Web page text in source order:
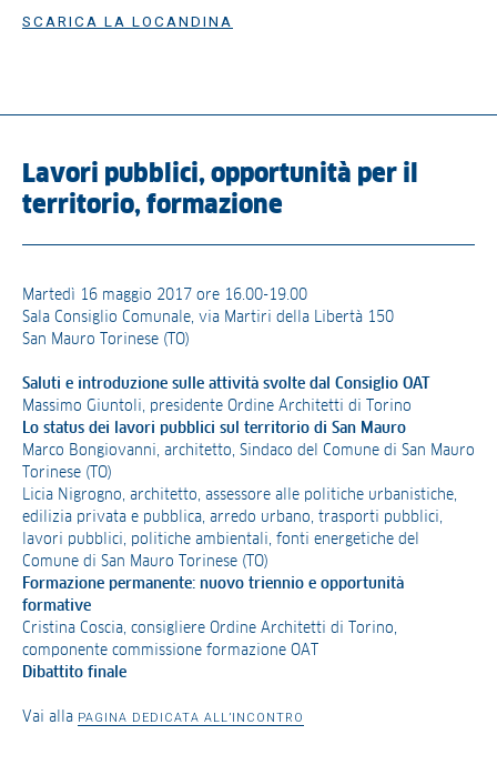
SCARICA LA LOCANDINA
Lavori pubblici, opportunità per il
territorio, formazione
Martedì 16 maggio 2017 ore 16.00-19.00
Sala Consiglio Comunale, via Martiri della Libertà 150
San Mauro Torinese (TO)
Saluti e introduzione sulle attività svolte dal Consiglio OAT
Massimo Giuntoli, presidente Ordine Architetti di Torino
Lo status dei lavori pubblici sul territorio di San Mauro
Marco Bongiovanni, architetto, Sindaco del Comune di San Mauro
Torinese (TO)
Licia Nigrogno, architetto, assessore alle politiche urbanistiche,
edilizia privata e pubblica, arredo urbano, trasporti pubblici,
lavori pubblici, politiche ambientali, fonti energetiche del
Comune di San Mauro Torinese (TO)
Formazione permanente: nuovo triennio e opportunità
formative
Cristina Coscia, consigliere Ordine Architetti di Torino,
componente commissione formazione OAT
Dibattito finale
Vai alla PAGINA DEDICATA ALL’INCONTRO